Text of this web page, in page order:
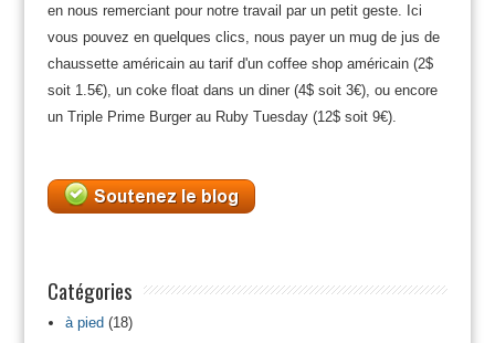
en nous remerciant pour notre travail par un petit geste. Ici
vous pouvez en quelques clics, nous payer un mug de jus de
chaussette américain au tarif d'un coffee shop américain (2$
soit 1.5€), un coke float dans un diner (4$ soit 3€), ou encore
un Triple Prime Burger au Ruby Tuesday (12$ soit 9€).
Catégories
à pied(18)